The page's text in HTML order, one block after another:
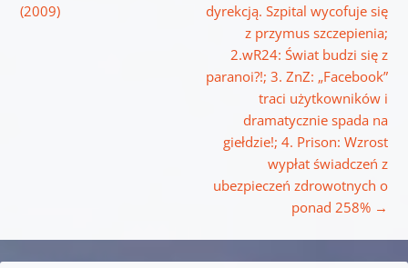
(2009)
dyrekcją. Szpital wycofuje się
z przymus szczepienia;
2.wR24: Świat budzi się z
paranoi?!; 3. ZnZ: „Facebook”
traci użytkowników i
dramatycznie spada na
giełdzie!; 4. Prison: Wzrost
wypłat świadczeń z
ubezpieczeń zdrowotnych o
ponad 258% →